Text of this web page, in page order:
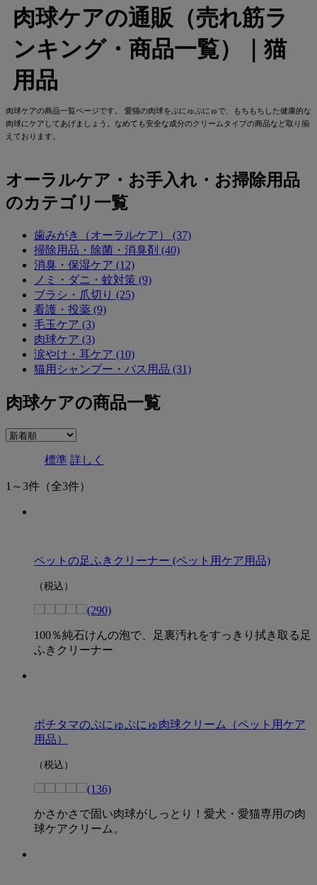
肉球ケアの通販（売れ筋ラ
ンキング・商品一覧）｜猫
用品
肉球ケアの商品一覧ページです。 愛猫の肉球をぷにゅぷにゅで、もちもちした健康的な
肉球にケアしてあげましょう。なめても安全な成分のクリームタイプの商品など取り揃
えております。
オーラルケア・お手入れ・お掃除用品
のカテゴリ一覧
歯みがき（オーラルケア） (37)
掃除用品・除菌・消臭剤 (40)
消臭・保湿ケア (12)
ノミ・ダニ・蚊対策 (9)
ブラシ・爪切り (25)
看護・投薬 (9)
毛玉ケア (3)
肉球ケア (3)
涙やけ・耳ケア (10)
猫用シャンプー・バス用品 (31)
肉球ケアの商品一覧
標準 詳しく
1～3件 （全3件）
ペットの足ふきクリーナー (ペット用ケア用品)
（税込）
(290)
100％純石けんの泡で、足裏汚れをすっきり拭き取る足
ふきクリーナー
ポチタマのぷにゅぷにゅ肉球クリーム（ペット用ケア
用品）
（税込）
(136)
かさかさで固い肉球がしっとり！愛犬・愛猫専用の肉
球ケアクリーム。